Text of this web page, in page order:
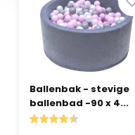
Ballenbak - stevige
ballenbad -90 x 4...